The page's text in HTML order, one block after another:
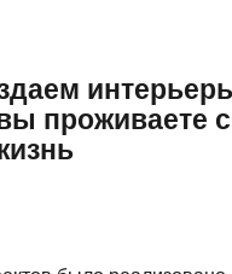
проживаете